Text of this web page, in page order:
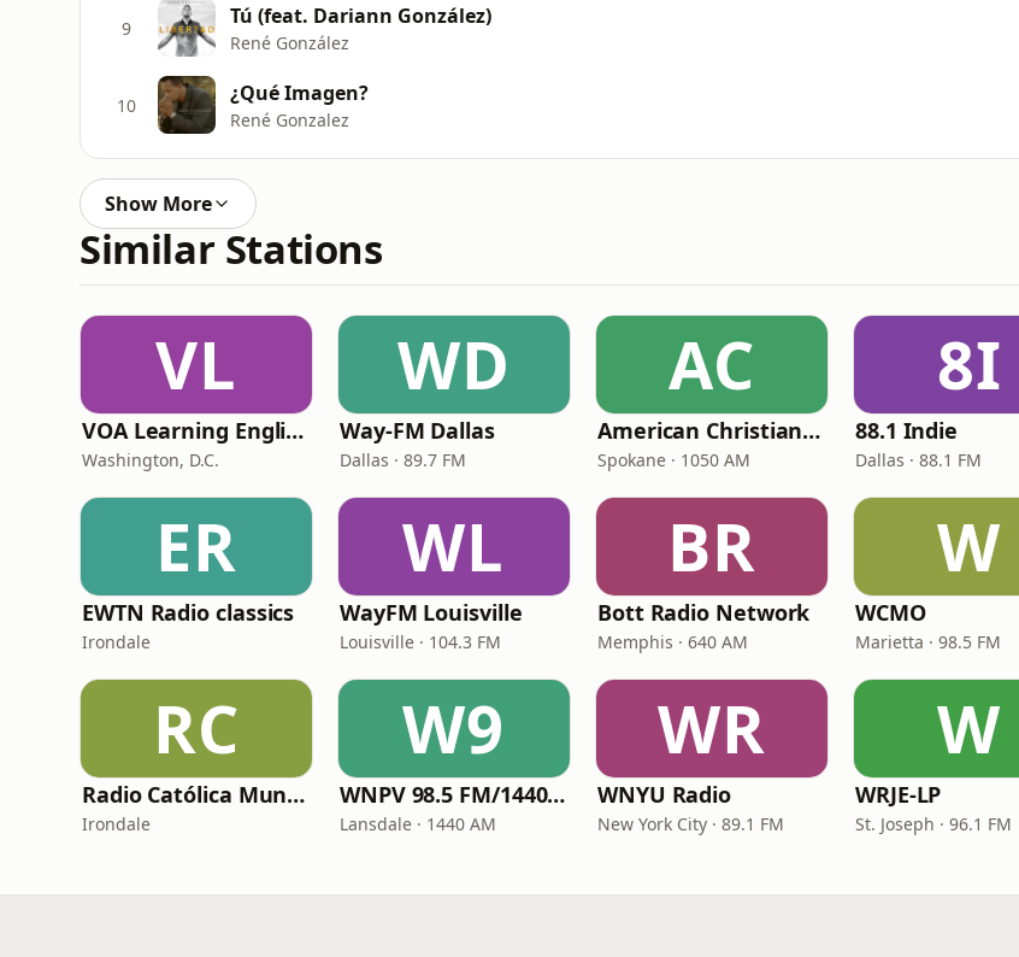
9 Tú (feat. Dariann González)
René González
10 ¿Qué Imagen?
René Gonzalez
Show More
Similar Stations
VL
VOA Learning English
Washington, D.C.
WD
Way-FM Dallas
Dallas · 89.7 FM
AC
American Christian Network
Spokane · 1050 AM
8I
88.1 Indie
Dallas · 88.1 FM
ER
EWTN Radio classics
Irondale
WL
WayFM Louisville
Louisville · 104.3 FM
BR
Bott Radio Network
Memphis · 640 AM
W
WCMO
Marietta · 98.5 FM
RC
Radio Católica Mundial
Irondale
W9
WNPV 98.5 FM/1440 AM
Lansdale · 1440 AM
WR
WNYU Radio
New York City · 89.1 FM
W
WRJE-LP
St. Joseph · 96.1 FM